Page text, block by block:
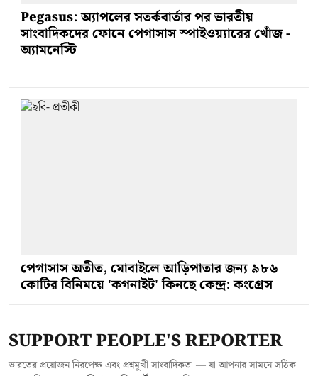
Pegasus: অ্যাপলের সতর্কবার্তার পর ভারতীয়
সাংবাদিকদের ফোনে পেগাসাস স্পাইওয়্যারের খোঁজ -
অ্যামনেস্টি
পেগাসাস অতীত, মোবাইলে আড়িপাতার জন্য ৯৮৬
কোটির বিনিময়ে 'কগনাইট' কিনছে কেন্দ্র: কংগ্রেস
SUPPORT PEOPLE'S REPORTER
ভারতের প্রয়োজন নিরপেক্ষ এবং প্রশ্নমুখী সাংবাদিকতা — যা আপনার সামনে সঠিক